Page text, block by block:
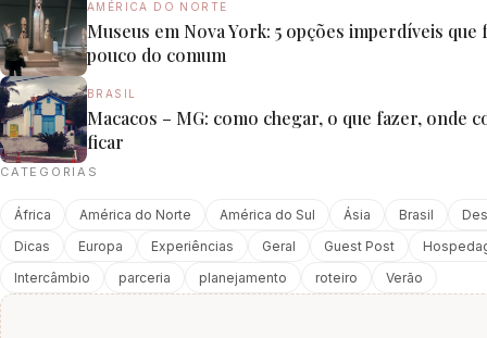
AMÉRICA DO NORTE
Museus em Nova York: 5 opções imperdíveis que
pouco do comum
BRASIL
Macacos – MG: como chegar, o que fazer, onde
ficar
CATEGORIAS
África América do Norte América do Sul Ásia Brasil
Dicas
Europa Experiências Geral Guest Post
Intercâmbio
parceria planejamento roteiro Verão